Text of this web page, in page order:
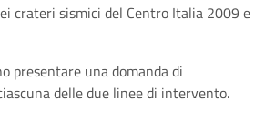
crateri sismici del Centro Italia 2009 e
presentare una domanda di
delle due linee di intervento.